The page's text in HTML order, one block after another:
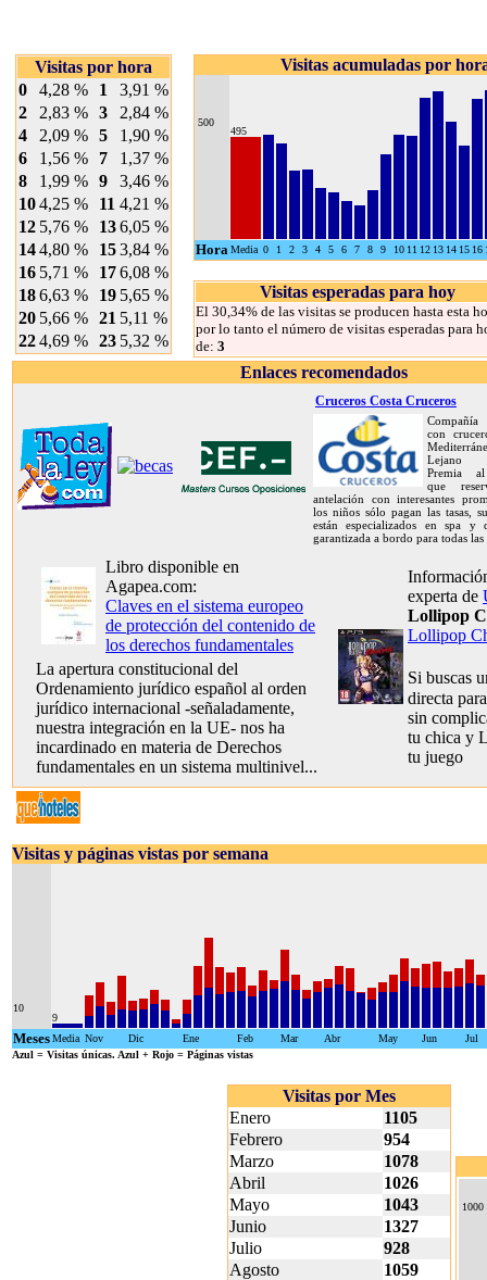
Visitas por hora
0
4,28 % 1
3,91 %
2
2,83 % 3
2,84 %
4
2,09 % 5
1,90 %
6
1,56 % 7
1,37 %
8
1,99 % 9
3,46 %
104,25 % 11 4,21 %
12 5,76 % 136,05 %
144,80 % 153,84 %
16 5,71 % 176,08 %
186,63 % 19 5,65 %
20 5,66 % 21 5,11 %
224,69 % 23 5,32 %
Visitas acumuladas por
500
495
HoraMedia 0 1 2 3 4 5 6 7 8 9 10 11 12 13 14 15 16
Visitas esperadas para hoy
El 30,34% de las visitas se producen hasta esta
por lo tanto el número de visitas esperadas para
de: 3
Enlaces recomendados
Cruceros Costa Cruceros
con
Lejano
Premia
que
antelación con interesantes
los niños sólo pagan las tasas,
están especializados en spa y
garantizada a bordo para todas las
Libro disponible en
Agapea.com:
Claves en el sistema europeo
de protección del contenido de
los derechos fundamentales
La apertura constitucional del
Ordenamiento jurídico español al orden
jurídico internacional -señaladamente,
nuestra integración en la UE- nos ha
incardinado en materia de Derechos
fundamentales en un sistema multinivel...
experta de
Lollipop
Lollipop
Si buscas
directa
sin
tu chica y
tu juego
Visitas y páginas vistas por semana
10
9
MesesMedia Nov Dic Ene Feb Mar Abr May Jun
Jul
Azul = Visitas únicas. Azul + Rojo = Páginas vistas
Visitas por Mes
Enero
1105
Febrero
954
Marzo
1078
Abril
1026
Mayo
1043
Junio
1327
Julio
928
Agosto
1059
1000